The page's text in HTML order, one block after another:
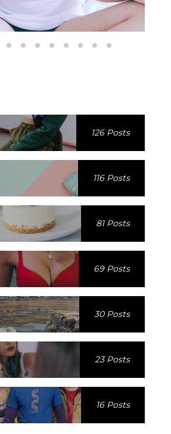
126 Posts
116 Posts
81 Posts
69 Posts
30 Posts
23 Posts
16 Posts